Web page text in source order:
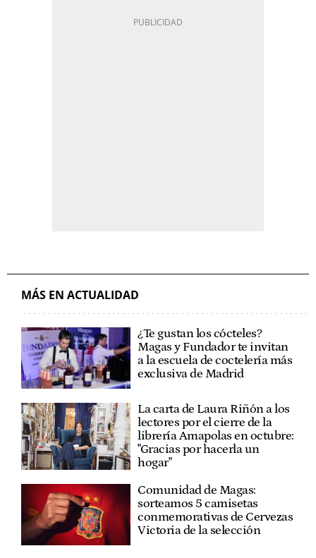
MÁS EN ACTUALIDAD
¿Te gustan los cócteles?
Magas y Fundador te invitan
a la escuela de coctelería más
exclusiva de Madrid
La carta de Laura Riñón a los
lectores por el cierre de la
librería Amapolas en octubre:
"Gracias por hacerla un
hogar"
Comunidad de Magas:
sorteamos 5 camisetas
conmemorativas de Cervezas
Victoria de la selección